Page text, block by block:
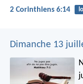
2 Corinthiens 6:14
Dimanche 13